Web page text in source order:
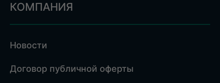
КОМПАНИЯ
Новости
Договор публичной оферты